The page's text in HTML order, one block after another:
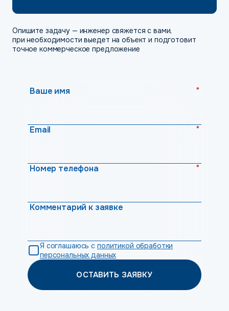
Опишите задачу — инженер свяжется с вами,
при необходимости выедет на объект и подготовит
точное коммерческое предложение
Ваше имя *
Email *
Номер телефона *
Комментарий к заявке
Я соглашаюсь с политикой обработки
персональных данных
ОСТАВИТЬ ЗАЯВКУ